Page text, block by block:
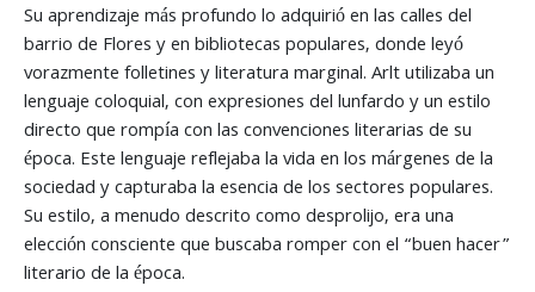
Su aprendizaje más profundo lo adquirió en las calles del
barrio de Flores y en bibliotecas populares, donde leyó
vorazmente folletines y literatura marginal. Arlt utilizaba un
lenguaje coloquial, con expresiones del lunfardo y un estilo
directo que rompía con las convenciones literarias de su
época. Este lenguaje reflejaba la vida en los márgenes de la
sociedad y capturaba la esencia de los sectores populares.
Su estilo, a menudo descrito como desprolijo, era una
elección consciente que buscaba romper con el “buen hacer”
literario de la época.